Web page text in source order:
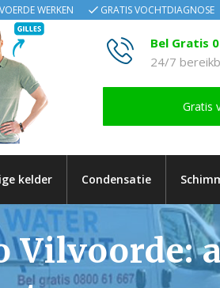
WERKEN GRATIS VOCHTDIAGNOSE
Bel Gratis
24/7
Gratis
kelder Condensatie
Vilvoorde: